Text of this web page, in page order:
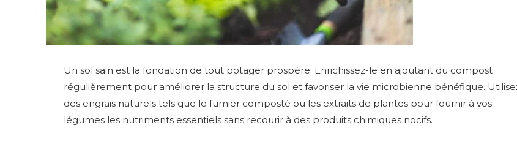
Un sol sain est la fondation de tout potager prospère. Enrichissez-le en ajoutant du compost
régulièrement pour améliorer la structure du sol et favoriser la vie microbienne bénéfique.
des engrais naturels tels que le fumier composté ou les extraits de plantes pour fournir à vos
légumes les nutriments essentiels sans recourir à des produits chimiques nocifs.